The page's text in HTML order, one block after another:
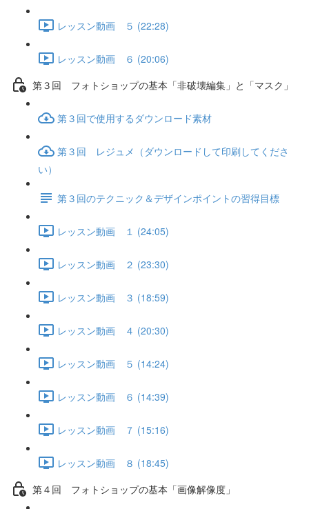
レッスン動画 ５ (22:28)
レッスン動画 ６ (20:06)
第３回 フォトショップの基本「非破壊編集」と「マスク」
第３回で使用するダウンロード素材
第３回 レジュメ（ダウンロードして印刷してくださ
い）
第３回のテクニック＆デザインポイントの習得目標
レッスン動画 １ (24:05)
レッスン動画 ２ (23:30)
レッスン動画 ３ (18:59)
レッスン動画 ４ (20:30)
レッスン動画 ５ (14:24)
レッスン動画 ６ (14:39)
レッスン動画 ７ (15:16)
レッスン動画 ８ (18:45)
第４回 フォトショップの基本「画像解像度」